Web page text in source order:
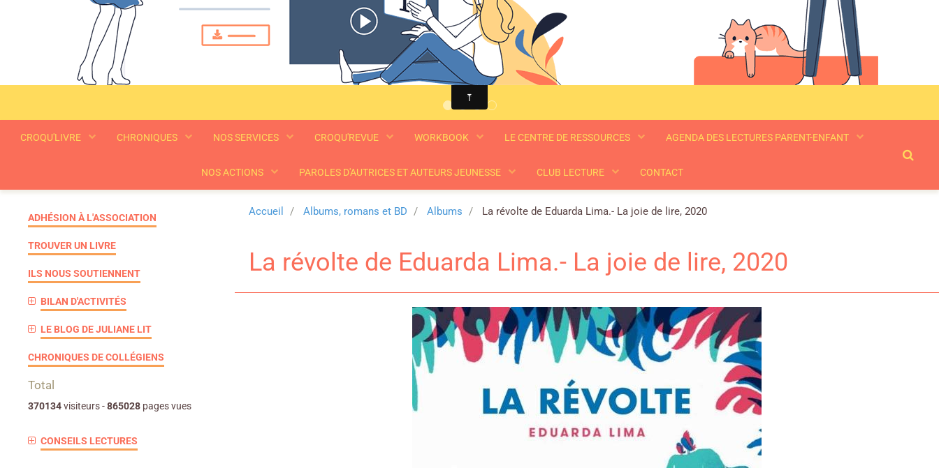
CROQU'LIVRE CHRONIQUES NOS SERVICES CROQU'REVUE WORKBOOK LE CENTRE DE RESSOURCES AGENDA DES LECTURES PARENT-ENFANT
NOS ACTIONS PAROLES D'AUTRICES ET AUTEURS JEUNESSE CLUB LECTURE CONTACT
Accueil Albums, romans et BD Albums La révolte de Eduarda Lima.- La joie de lire, 2020
La révolte de Eduarda Lima.- La joie de lire, 2020
ADHÉSION À L'ASSOCIATION
TROUVER UN LIVRE
ILS NOUS SOUTIENNENT
BILAN D'ACTIVITÉS
LE BLOG DE JULIANE LIT
CHRONIQUES DE COLLÉGIENS
Total
370134visiteurs -865028 pages vues
CONSEILS LECTURES